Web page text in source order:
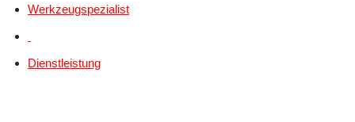
Werkzeugspezialist
Dienstleistung